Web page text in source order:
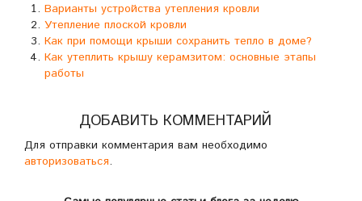
Варианты устройства утепления кровли
Утепление плоской кровли
Как при помощи крыши сохранить тепло в доме?
Как утеплить крышу керамзитом: основные этапы
работы
ДОБАВИТЬ КОММЕНТАРИЙ
Для отправки комментария вам необходимо
авторизоваться.